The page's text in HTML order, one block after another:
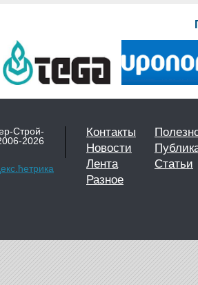
Строй-
2026
Контакты
Новости
Лента
Статьи
Разное